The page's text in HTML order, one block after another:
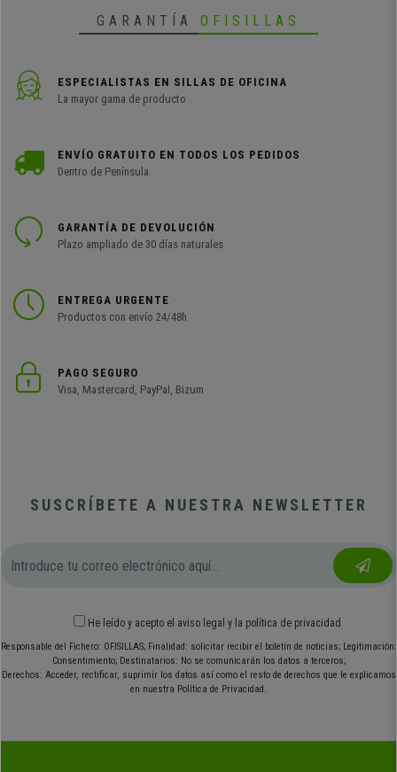
GARANTÍA OFISILLAS
ESPECIALISTAS EN SILLAS DE OFICINA
La mayor gama de producto
ENVÍO GRATUITO EN TODOS LOS PEDIDOS
Dentro de Península
GARANTÍA DE DEVOLUCIÓN
Plazo ampliado de 30 días naturales
ENTREGA URGENTE
Productos con envío 24/48h
PAGO SEGURO
Visa, Mastercard, PayPal, Bizum
SUSCRÍBETE A NUESTRA NEWSLETTER
He leído y acepto el aviso legal y la política de privacidad
Responsable del Fichero: OFISILLAS; Finalidad: solicitar recibir el boletín de noticias; Legitimación:
Consentimiento; Destinatarios: No se comunicarán los datos a terceros;
Derechos: Acceder, rectificar, suprimir los datos así como el resto de derechos que le explicamos
en nuestra Política de Privacidad.